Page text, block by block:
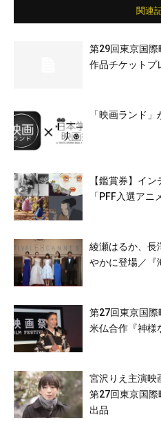
関連
第29回東京国際
作品チケットプ
「映画ランド
【鑑賞券】イ
「PFF入選アニ
綾瀬はるか、長
やかに登場／
第27回東京国際
米仏合作『神様
宮沢りえ主演映
第27回東京国際
出品